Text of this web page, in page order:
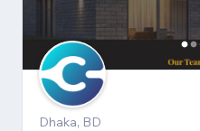
Dhaka, BD